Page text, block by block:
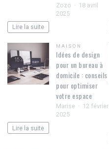
Zozo
18 avril
2025
Lire la suite
MAISON
Idées de design
pour un bureau à
domicile : conseils
pour optimiser
votre espace
Marise
12 février
2025
Lire la suite